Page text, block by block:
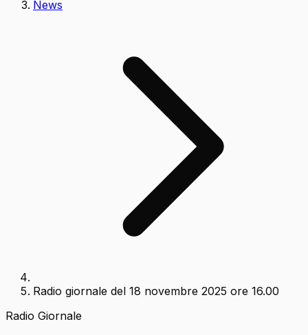
News
Radio giornale del 18 novembre 2025 ore 16.00
Radio Giornale